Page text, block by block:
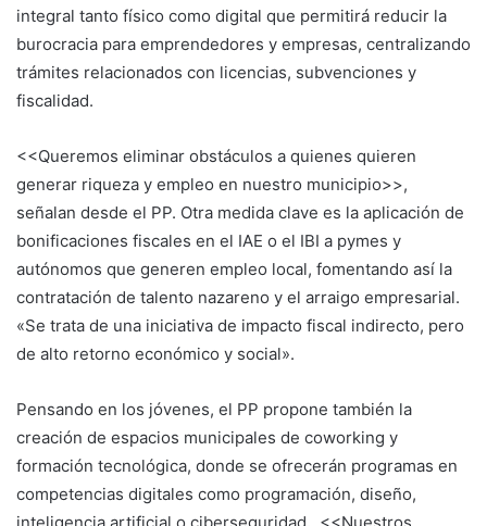
integral tanto físico como digital que permitirá reducir la
burocracia para emprendedores y empresas, centralizando
trámites relacionados con licencias, subvenciones y
fiscalidad.
<<Queremos eliminar obstáculos a quienes quieren
generar riqueza y empleo en nuestro municipio>>,
señalan desde el PP. Otra medida clave es la aplicación de
bonificaciones fiscales en el IAE o el IBI a pymes y
autónomos que generen empleo local, fomentando así la
contratación de talento nazareno y el arraigo empresarial.
«Se trata de una iniciativa de impacto fiscal indirecto, pero
de alto retorno económico y social».
Pensando en los jóvenes, el PP propone también la
creación de espacios municipales de coworking y
formación tecnológica, donde se ofrecerán programas en
competencias digitales como programación, diseño,